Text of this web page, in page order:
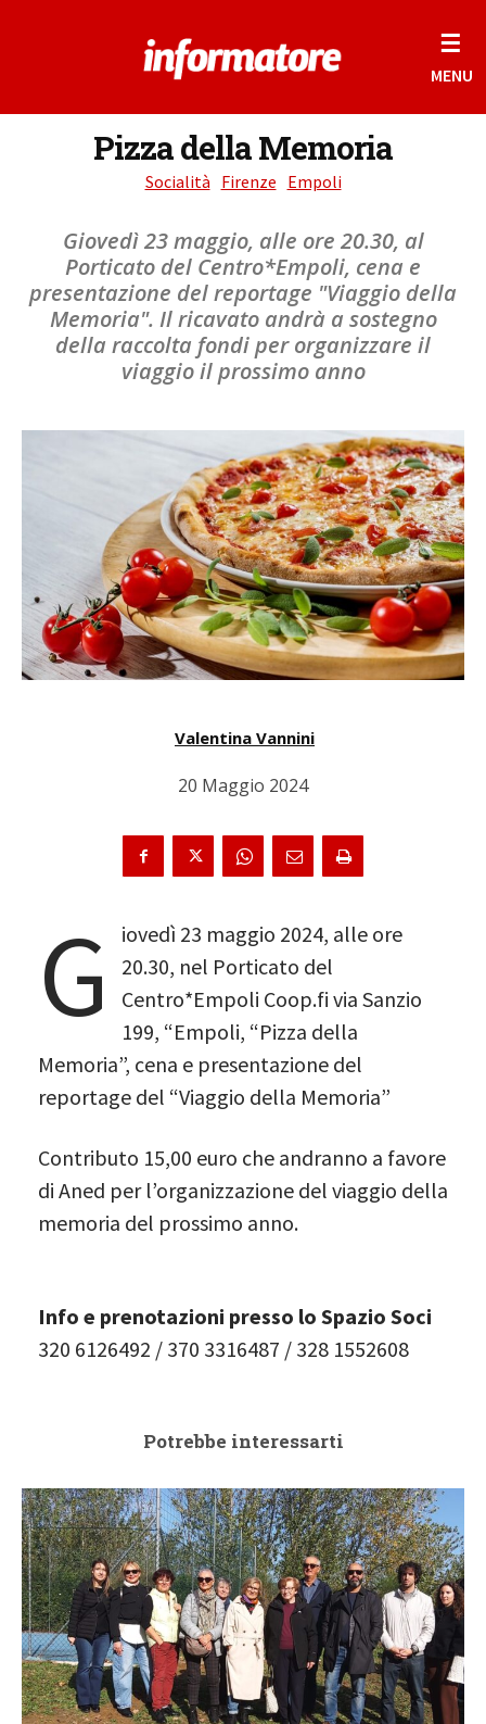
☰
MENU
Pizza della Memoria
Socialità Firenze Empoli
Giovedì 23 maggio, alle ore 20.30, al
Porticato del Centro*Empoli, cena e
presentazione del reportage "Viaggio della
Memoria". Il ricavato andrà a sostegno
della raccolta fondi per organizzare il
viaggio il prossimo anno
Valentina Vannini
20 Maggio 2024
G
iovedì 23 maggio 2024, alle ore
20.30, nel Porticato del
Centro*Empoli Coop.fi via Sanzio
199, “Empoli, “Pizza della
Memoria”, cena e presentazione del
reportage del “Viaggio della Memoria”
Contributo 15,00 euro che andranno a favore
di Aned per l’organizzazione del viaggio della
memoria del prossimo anno.
Info e prenotazioni presso lo Spazio Soci
320 6126492 / 370 3316487 / 328 1552608
Potrebbe interessarti